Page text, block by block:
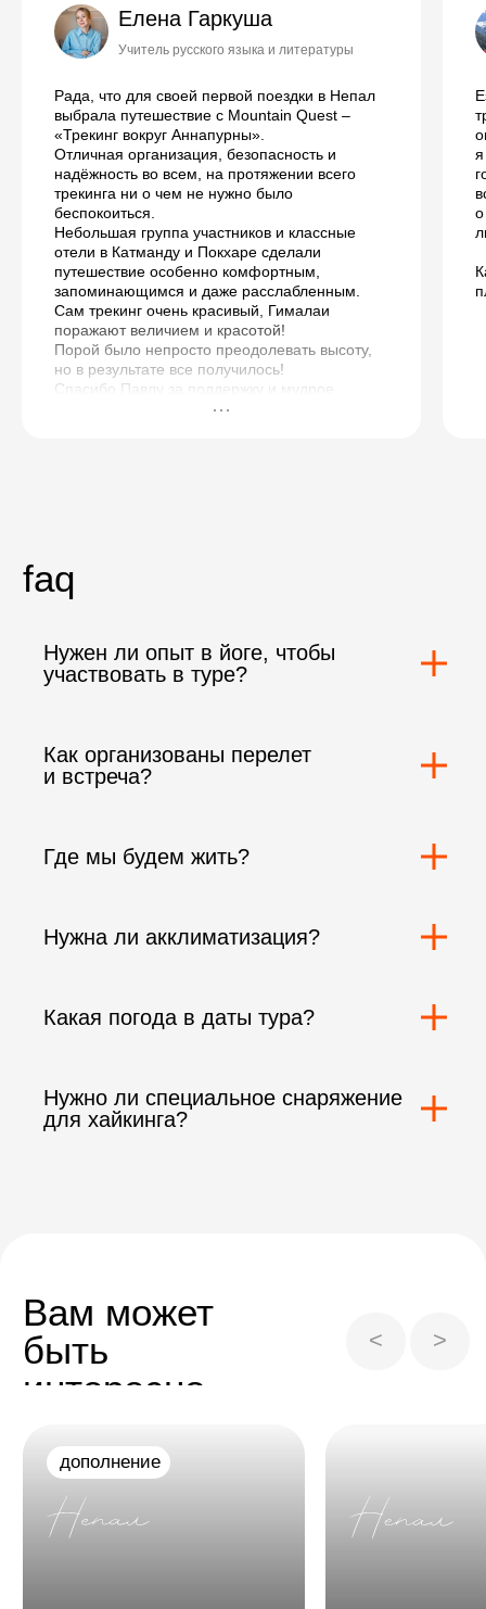
Елена Гаркуша
Учитель русского языка и литературы
Рада, что для своей первой поездки в Непал
выбрала путешествие с Mountain Quest –
«Трекинг вокруг Аннапурны».
Отличная организация, безопасность и
надёжность во всем, на протяжении всего
трекинга ни о чем не нужно было
беспокоиться.
Небольшая группа участников и классные
отели в Катманду и Покхаре сделали
путешествие особенно комфортным,
запоминающимся и даже расслабленным.
Сам трекинг очень красивый, Гималаи
поражают величием и красотой!
Порой было непросто преодолевать высоту,
но в результате все получилось!
Спасибо Павлу за поддержку и мудрое
Нужен ли опыт в йоге, чтобы
участвовать в туре?
Как организованы перелет
и встреча?
Где мы будем жить?
Нужна ли акклиматизация?
Какая погода в даты тура?
Нужно ли специальное снаряжение
для хайкинга?